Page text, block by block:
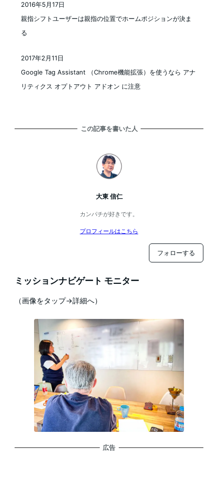
親指シフトユーザーは親指の位置でホームポジションが決ま
る
2016年5月17日
Google Tag Assistant （Chrome機能拡張）を使うなら アナ
リティクス オプトアウト アドオン に注意
2017年2月11日
この記事を書いた人
大東 信仁
カンパチが好きです。
プロフィールはこちら
フォローする
ミッションナビゲート モニター
（画像をタップ→詳細へ）
広告